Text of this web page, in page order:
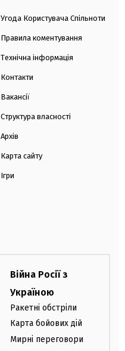
Угода Користувача Спільноти
Правила коментування
Технічна інформація
Контакти
Вакансії
Структура власності
Архів
Карта сайту
Ігри
Війна Росії з
Україною
Ракетні обстріли
Карта бойових дій
Мирні переговори